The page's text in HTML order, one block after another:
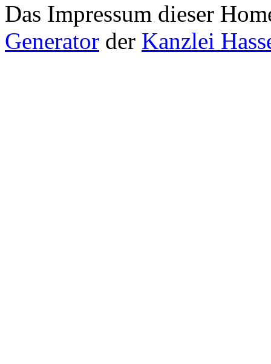
Das Impressum dieser
Generator der Kanzlei